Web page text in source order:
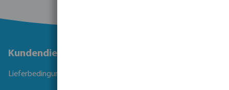
Kundendienst
Lieferbedingungen